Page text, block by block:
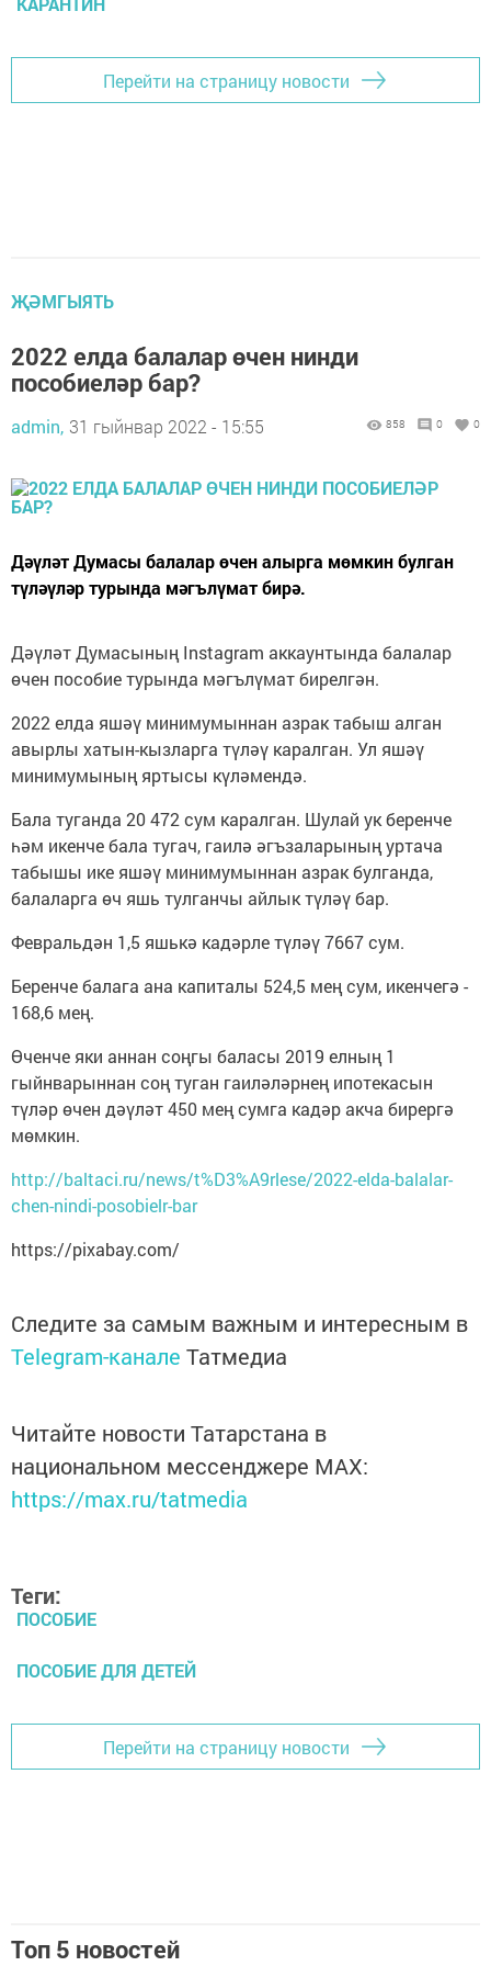
Перейти на страницу новости
ҖӘМГЫЯТЬ
2022 елда балалар өчен нинди
пособиеләр бар?
admin, 31 гыйнвар 2022 - 15:55 858 0 0
Дәүләт Думасы балалар өчен алырга мөмкин булган
түләүләр турында мәгълүмат бирә.
Дәүләт Думасының Instagram аккаунтында балалар
өчен пособие турында мәгълүмат бирелгән.
2022 елда яшәү минимумыннан азрак табыш алган
авырлы хатын-кызларга түләү каралган. Ул яшәү
минимумының яртысы күләмендә.
Бала туганда 20 472 сум каралган. Шулай ук беренче
һәм икенче бала тугач, гаилә әгъзаларының уртача
табышы ике яшәү минимумыннан азрак булганда,
балаларга өч яшь тулганчы айлык түләү бар.
Февральдән 1,5 яшькә кадәрле түләү 7667 сум.
Беренче балага ана капиталы 524,5 мең сум, икенчегә -
168,6 мең.
Өченче яки аннан соңгы баласы 2019 елның 1
гыйнварыннан соң туган гаиләләрнең ипотекасын
түләр өчен дәүләт 450 мең сумга кадәр акча бирергә
мөмкин.
http://baltaci.ru/news/t%D3%A9rlese/2022-elda-balalar-
chen-nindi-posobielr-bar
https://pixabay.com/
Следите за самым важным и интересным в
Telegram-канале Татмедиа
Читайте новости Татарстана в
национальном мессенджере MАХ:
https://max.ru/tatmedia
Теги:
ПОСОБИЕ
ПОСОБИЕ ДЛЯ ДЕТЕЙ
Перейти на страницу новости
Топ 5 новостей